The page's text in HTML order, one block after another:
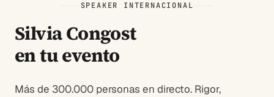
SPEAKER INTERNACIONAL
Silvia Congost
en tu evento
Más de 300.000 personas en directo. Rigor,